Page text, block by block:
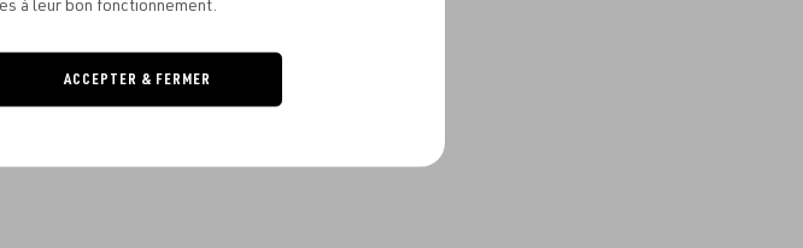
à leur bon fonctionnement.
ACCEPTER & FERMER